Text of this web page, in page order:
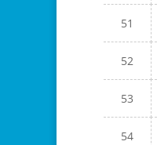
51
52
53
54